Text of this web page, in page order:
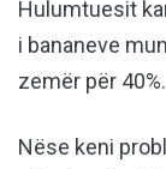
Hulumtuesit
i bananeve
zemër për 40%.
Nëse keni